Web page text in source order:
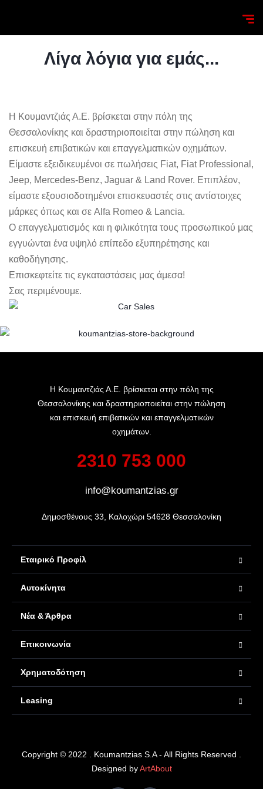
Λίγα λόγια για εμάς...
Η Κουμαντζιάς Α.Ε. βρίσκεται στην πόλη της
Θεσσαλονίκης και δραστηριοποιείται στην πώληση και
επισκευή επιβατικών και επαγγελματικών οχημάτων.
Είμαστε εξειδικευμένοι σε πωλήσεις Fiat, Fiat Professional,
Jeep, Mercedes-Benz, Jaguar & Land Rover. Επιπλέον,
είμαστε εξουσιοδοτημένοι επισκευαστές στις αντίστοιχες
μάρκες όπως και σε Alfa Romeo & Lancia.
Ο επαγγελματισμός και η φιλικότητα τους προσωπικού μας
εγγυώνται ένα υψηλό επίπεδο εξυπηρέτησης και
καθοδήγησης.
Επισκεφτείτε τις εγκαταστάσεις μας άμεσα!
Σας περιμένουμε.
Η Κουμαντζιάς Α.Ε. βρίσκεται στην πόλη της
Θεσσαλονίκης και δραστηριοποιείται στην πώληση
και επισκευή επιβατικών και επαγγελματικών
οχημάτων.
2310 753 000
info@koumantzias.gr
Δημοσθένους 33, Καλοχώρι 54628 Θεσσαλονίκη
Εταιρικό Προφίλ
Αυτοκίνητα
Νέα & Άρθρα
Επικοινωνία
Χρηματοδότηση
Leasing
Copyright © 2022 . Koumantzias S.A - All Rights Reserved .
Designed byArtAbout